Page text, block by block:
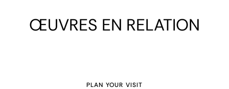
ŒUVRES EN RELATION
PLAN YOUR VISIT